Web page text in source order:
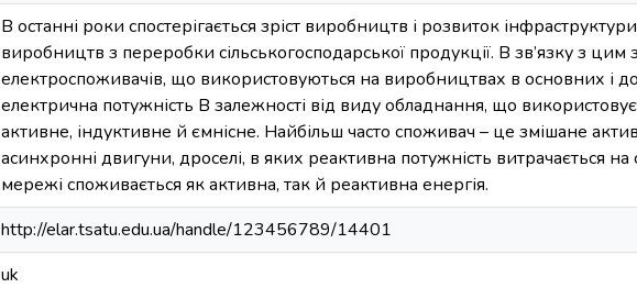
В останні роки спостерігається зріст виробництв і розвиток
виробництв з переробки сільськогосподарської продукції. В зв’язку з цим
електроспоживачів, що використовуються на виробництвах в основних і
електрична потужність В залежності від виду обладнання, що
активне, індуктивне й ємнісне. Найбільш часто споживач – це змішане
асинхронні двигуни, дроселі, в яких реактивна потужність витрачається на
мережі споживається як активна, так й реактивна енергія.
http://elar.tsatu.edu.ua/handle/123456789/14401
uk